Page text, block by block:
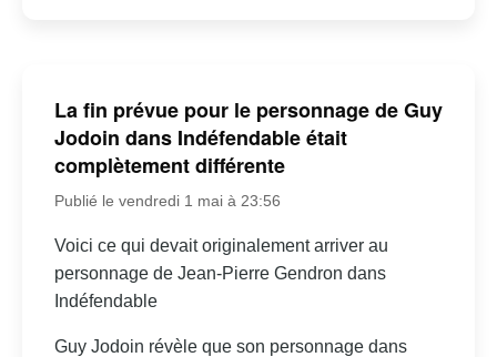
La fin prévue pour le personnage de Guy
Jodoin dans Indéfendable était
complètement différente
Publié le vendredi 1 mai à 23:56
Voici ce qui devait originalement arriver au
personnage de Jean-Pierre Gendron dans
Indéfendable
Guy Jodoin révèle que son personnage dans